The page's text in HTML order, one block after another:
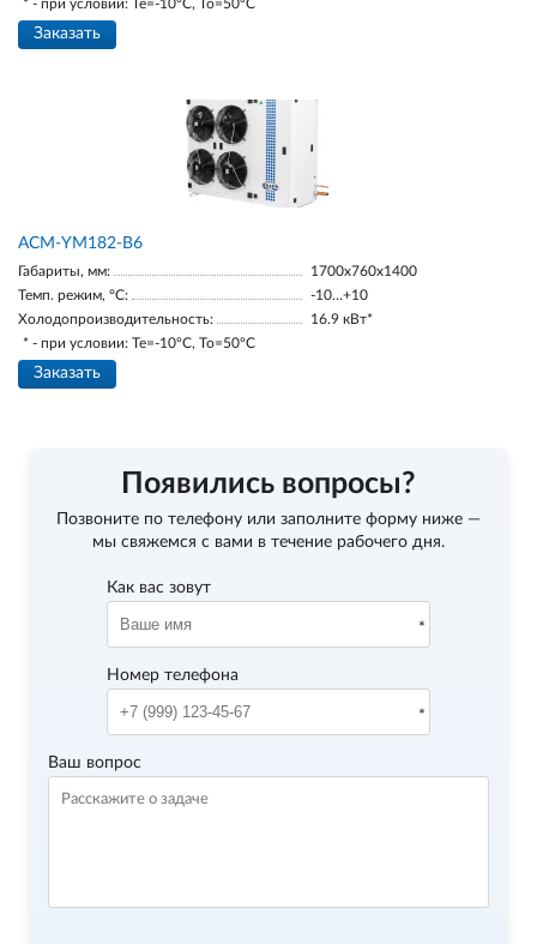
* - при условии: Te=-10ºC, To=50ºC
Заказать
АСМ-YM182-В6
Габариты, мм:
1700х760х1400
Темп. режим, °С:
-10…+10
Холодопроизводительность:
16.9 кВт*
* - при условии: Te=-10ºC, To=50ºC
Заказать
Появились вопросы?
Позвоните по телефону или заполните форму ниже —
мы свяжемся с вами в течение рабочего дня.
Как вас зовут
Номер телефона
Ваш вопрос